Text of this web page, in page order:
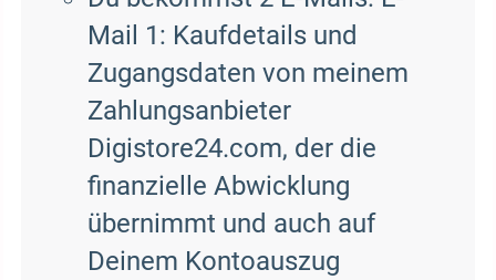
Mail 1: Kaufdetails und
Zugangsdaten von meinem
Zahlungsanbieter
Digistore24.com, der die
finanzielle Abwicklung
übernimmt und auch auf
Deinem Kontoauszug